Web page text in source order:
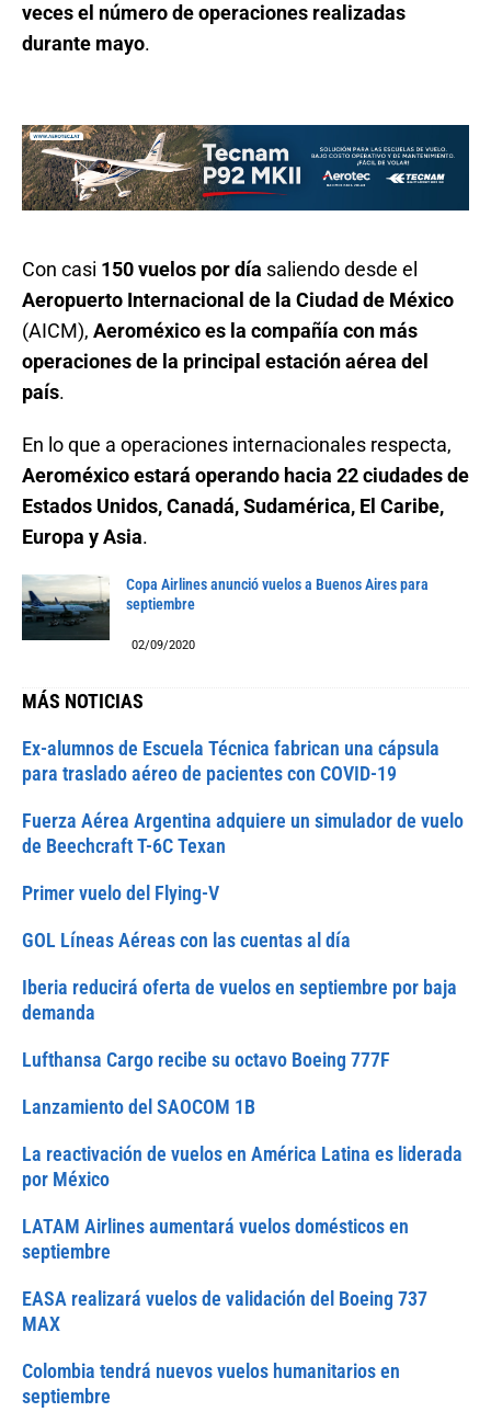
veces el número de operaciones realizadas
durante mayo.
Con casi 150 vuelos por día saliendo desde el
Aeropuerto Internacional de la Ciudad de México
(AICM), Aeroméxico es la compañía con más
operaciones de la principal estación aérea del
país.
En lo que a operaciones internacionales respecta,
Aeroméxico estará operando hacia 22 ciudades de
Estados Unidos, Canadá, Sudamérica, El Caribe,
Europa y Asia.
Copa Airlines anunció vuelos a Buenos Aires para
septiembre
02/09/2020
MÁS NOTICIAS
Ex-alumnos de Escuela Técnica fabrican una cápsula
para traslado aéreo de pacientes con COVID-19
Fuerza Aérea Argentina adquiere un simulador de vuelo
de Beechcraft T-6C Texan
Primer vuelo del Flying-V
GOL Líneas Aéreas con las cuentas al día
Iberia reducirá oferta de vuelos en septiembre por baja
demanda
Lufthansa Cargo recibe su octavo Boeing 777F
Lanzamiento del SAOCOM 1B
La reactivación de vuelos en América Latina es liderada
por México
LATAM Airlines aumentará vuelos domésticos en
septiembre
EASA realizará vuelos de validación del Boeing 737
MAX
Colombia tendrá nuevos vuelos humanitarios en
septiembre